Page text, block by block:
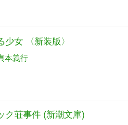
少女 〈新装版〉
本義行
ク荘事件 (新潮文庫)